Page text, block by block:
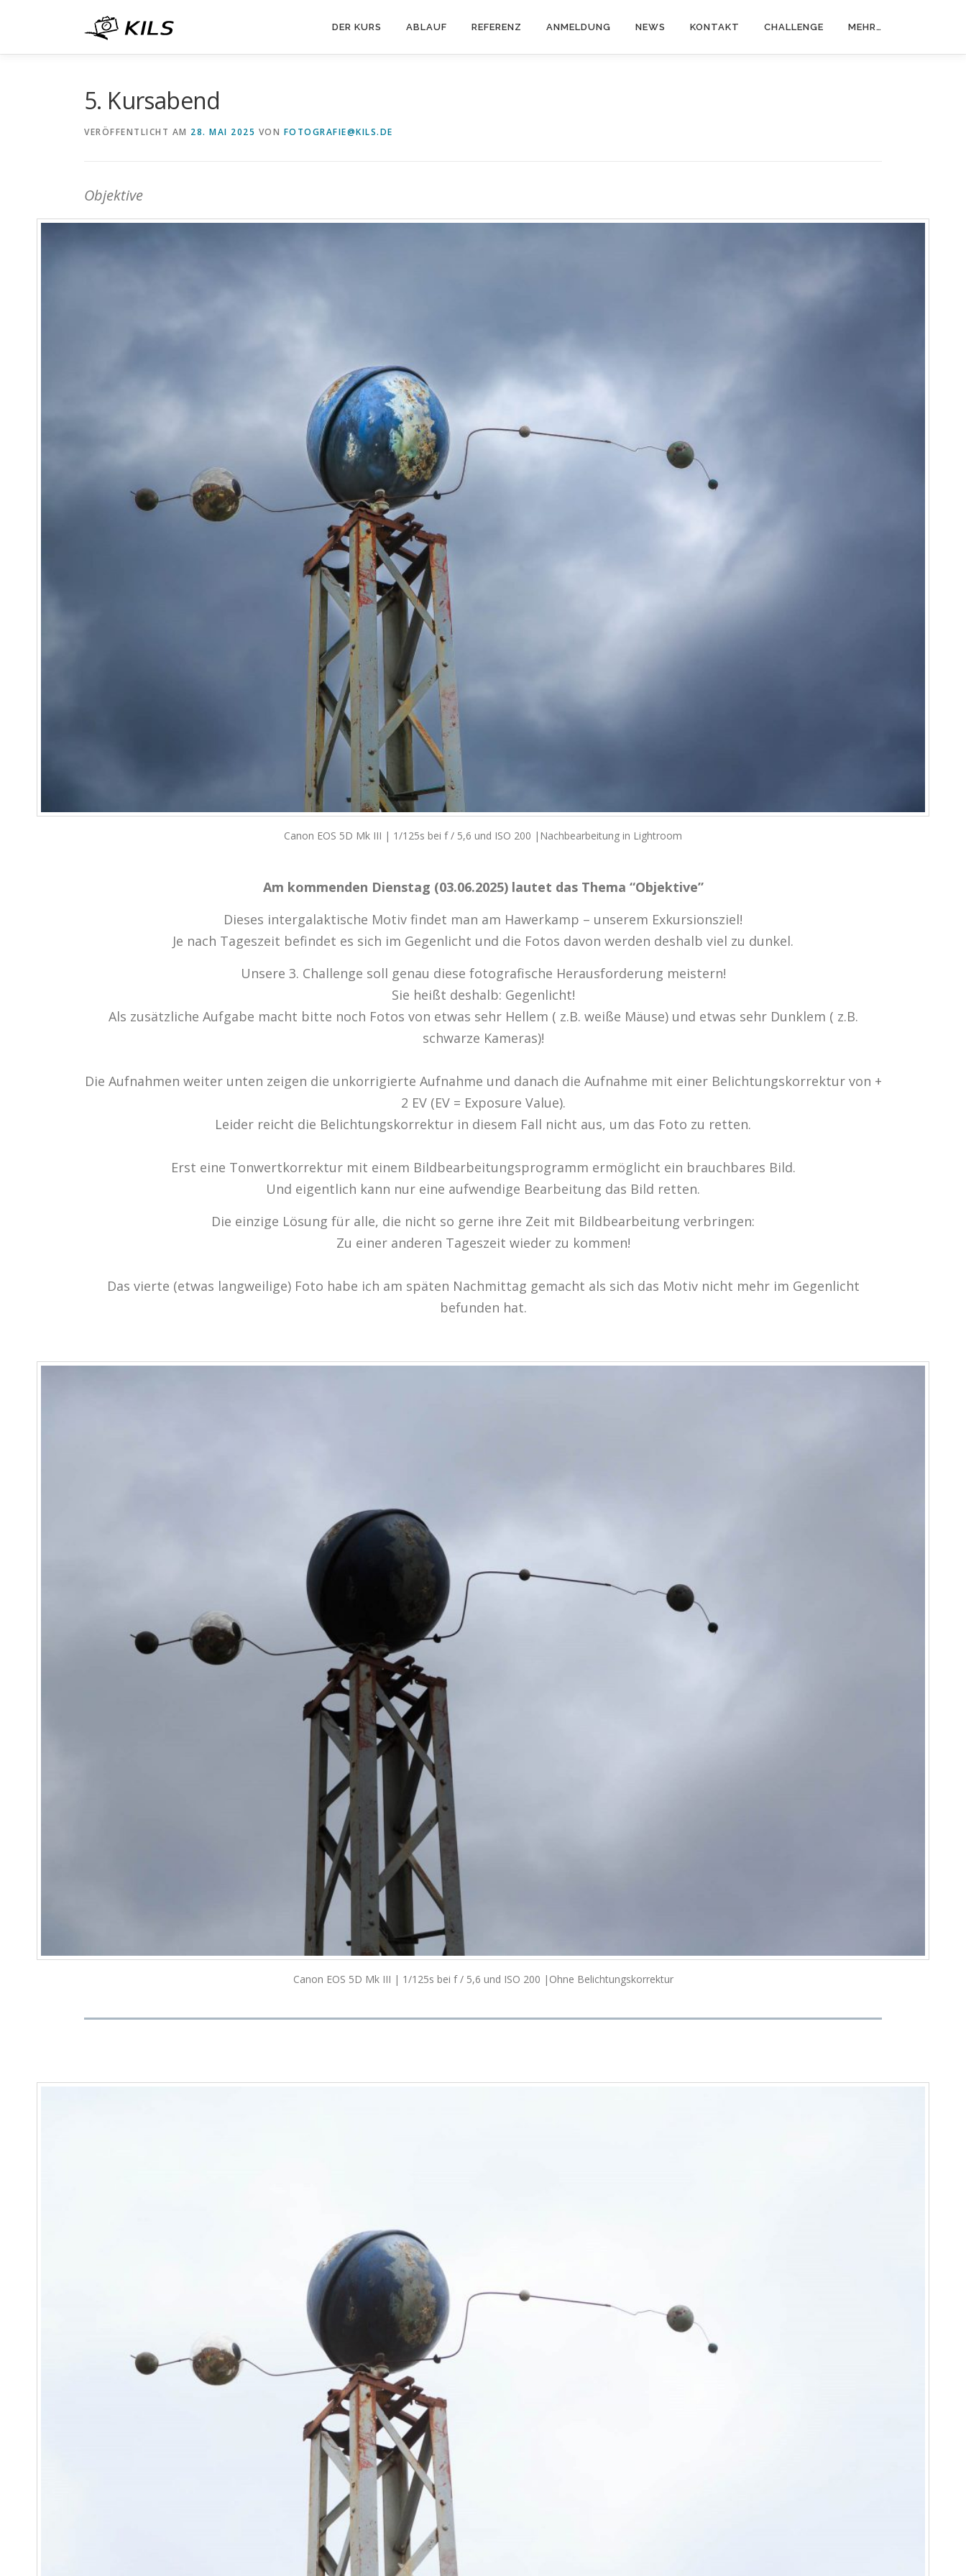
DER KURS ABLAUF REFERENZ ANMELDUNG NEWS KONTAKT CHALLENGE MEHR…
5. Kursabend
VERÖFFENTLICHT AM 28. MAI 2025 VON FOTOGRAFIE@KILS.DE
Objektive
Canon EOS 5D Mk III | 1/125s bei f / 5,6 und ISO 200 |Nachbearbeitung in Lightroom
Am kommenden Dienstag (03.06.2025) lautet das Thema “Objektive”
Dieses intergalaktische Motiv findet man am Hawerkamp – unserem Exkursionsziel!
Je nach Tageszeit befindet es sich im Gegenlicht und die Fotos davon werden deshalb viel zu dunkel.
Unsere 3. Challenge soll genau diese fotografische Herausforderung meistern!
Sie heißt deshalb: Gegenlicht!
Als zusätzliche Aufgabe macht bitte noch Fotos von etwas sehr Hellem ( z.B. weiße Mäuse) und etwas sehr Dunklem ( z.B.
schwarze Kameras)!
Die Aufnahmen weiter unten zeigen die unkorrigierte Aufnahme und danach die Aufnahme mit einer Belichtungskorrektur von +
2 EV (EV = Exposure Value).
Leider reicht die Belichtungskorrektur in diesem Fall nicht aus, um das Foto zu retten.
Erst eine Tonwertkorrektur mit einem Bildbearbeitungsprogramm ermöglicht ein brauchbares Bild.
Und eigentlich kann nur eine aufwendige Bearbeitung das Bild retten.
Die einzige Lösung für alle, die nicht so gerne ihre Zeit mit Bildbearbeitung verbringen:
Zu einer anderen Tageszeit wieder zu kommen!
Das vierte (etwas langweilige) Foto habe ich am späten Nachmittag gemacht als sich das Motiv nicht mehr im Gegenlicht
befunden hat.
Canon EOS 5D Mk III | 1/125s bei f / 5,6 und ISO 200 |Ohne Belichtungskorrektur